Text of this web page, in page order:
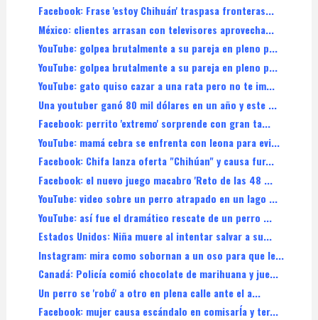
Facebook: Frase 'estoy Chihuán' traspasa fronteras...
México: clientes arrasan con televisores aprovecha...
YouTube: golpea brutalmente a su pareja en pleno p...
YouTube: golpea brutalmente a su pareja en pleno p...
YouTube: gato quiso cazar a una rata pero no te im...
Una youtuber ganó 80 mil dólares en un año y este ...
Facebook: perrito 'extremo' sorprende con gran ta...
YouTube: mamá cebra se enfrenta con leona para evi...
Facebook: Chifa lanza oferta "Chihúan" y causa fur...
Facebook: el nuevo juego macabro 'Reto de las 48 ...
YouTube: video sobre un perro atrapado en un lago ...
YouTube: así fue el dramático rescate de un perro ...
Estados Unidos: Niña muere al intentar salvar a su...
Instagram: mira como sobornan a un oso para que le...
Canadá: Policía comió chocolate de marihuana y jue...
Un perro se 'robó' a otro en plena calle ante el a...
Facebook: mujer causa escándalo en comisarÍa y ter...